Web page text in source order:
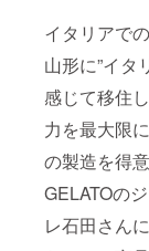
イタリアで
山形に”イタ
感じて移住
力を最大限
の製造を得
GELATOの
レ石田さん